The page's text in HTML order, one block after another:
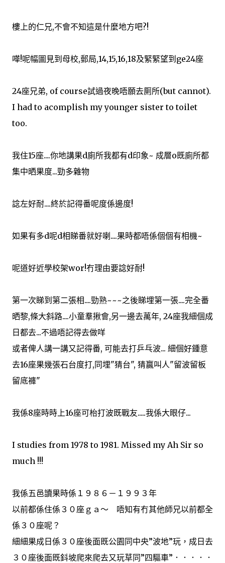
樓上的仁兄,不會不知這是什麼地方吧?!
嘩!呢幅圖見到母校,郵局,14,15,16,18及緊緊望到ge24座
24座兄弟, of course試過夜晚唔願去厠所(but cannot).
I had to acomplish my younger sister to toilet
too.
我住15座....你地講果d廁所我都有d印象~ 成層o既廁所都
集中晒果度...勁多雜物
諗左好耐....終於記得番呢度係邊度!
如果有多d呢d相睇番就好喇....果時都唔係個個有相機~
呢道好近學校架wor!冇理由要諗好耐!
第一次睇到第二張相....勁熟~~~之後睇埋第一張....完全番
晒黎,條大斜路....小童羣揪會,另一邊去萬年, 24座我細個成
日都去...不過唔記得去做咩
或者俾人講一講又記得番, 可能去打乒乓波... 細個好鍾意
去16座果幾張石台度打,同埋"猜台", 猜贏叫人"留波留板
留底褲"
我係8座時時上16座可枱打波既戰友.....我係大眼仔...
I studies from 1978 to 1981. Missed my Ah Sir so
much !!!
我係五邑讀果時係１９８６－１９９３年
以前都係住係３０座ｇａ～ 唔知有冇其他師兄以前都全
係３０座呢？
細細果成日係３０座後面既公園同中央”波地”玩，成日去
３０座後面既鈄坡爬來爬去又玩草同”四驅車”．．．．．